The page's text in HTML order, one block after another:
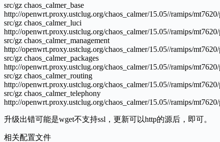
src/gz chaos_calmer_base
http://openwrt.proxy.ustclug.org/chaos_calmer/15.05//ramips/mt7620/
src/gz chaos_calmer_luci
http://openwrt.proxy.ustclug.org/chaos_calmer/15.05//ramips/
src/gz chaos_calmer_management
http://openwrt.proxy.ustclug.org/chaos_calmer/15.05//ramips/mt7620/
src/gz chaos_calmer_packages
http://openwrt.proxy.ustclug.org/chaos_calmer/15.05//ramips/mt7620/
src/gz chaos_calmer_routing
http://openwrt.proxy.ustclug.org/chaos_calmer/15.05//ramips/
src/gz chaos_calmer_telephony
http://openwrt.proxy.ustclug.org/chaos_calmer/15.05//ramips/
升级出错可能是wget不支持ssl，更新可以http的源后，即可。
相关配置文件